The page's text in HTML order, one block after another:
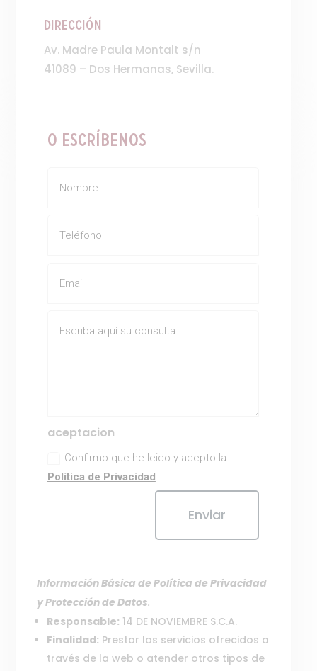
Dirección
Av. Madre Paula Montalt s/n
41089 – Dos Hermanas, Sevilla.
o Escríbenos
aceptacion
Confirmo que he leido y acepto la
Política de Privacidad
Enviar
Información Básica de Política de Privacidad
y Protección de Datos.
Responsable: 14 DE NOVIEMBRE S.C.A.
Finalidad: Prestar los servicios ofrecidos a
través de la web o atender otros tipos de